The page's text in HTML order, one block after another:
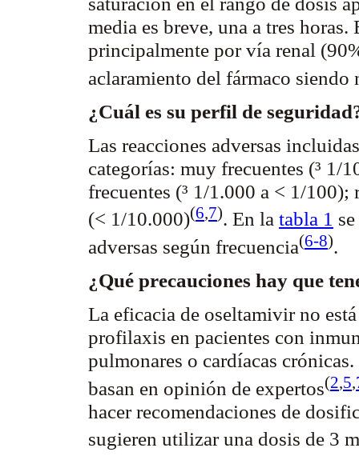
media es breve, una a tres
principalmente por vía renal
aclaramiento del fármaco
¿Cuál es su perfil de
Las reacciones adversas
categorías: muy frecuentes (³ 1/
frecuentes (³ 1/1.000 a < 1/100);
(< 1/10.000)(6,7). En la tabla 1
adversas según frecuencia(6-8).
¿Qué precauciones hay que
La eficacia de oseltamivirno
profilaxis en pacientes con
pulmonares o cardíacas
basan en opinión de expertos(2,5,
hacer recomendaciones de
sugieren utilizar una dosis de 3